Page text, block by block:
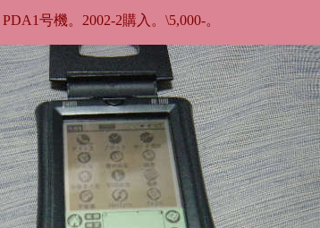
PDA1号機。2002-2購入。\5,000-。